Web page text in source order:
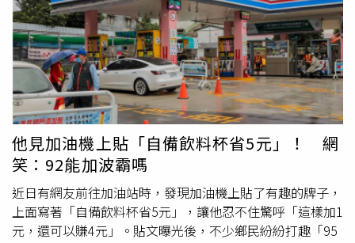
痛。衛福部指出，當腎功能降到10%以下，有害廢物大量堆
積，可能因高血壓導致頭痛，眼花、皮膚較乾燥，手足麻木
等週邊神經病變。由於無法製造足夠的紅血球生成素導致貧
血，顯的臉色不佳、疲倦，可能會有心臟衰竭，肺水腫，且
因為代謝性酸中毒導致呼吸加快，甚至骨頭產生病變。值得
注意的是，為維護國人健康，早期發現慢性病、早期介入及
治療，國民健康署提供30歲以上未滿40歲民眾每5年1次、
40歲以上未滿65歲民眾每3年1次、55歲以上原住民、罹患
小兒麻痺且年在35歲以上者、65歲以上民眾每年1次成人健
康檢查。服務內容包括身體檢查、血液生化檢查、腎功能檢
查及健康諮詢等項目。
大生先是察覺學生裝水的時間「太久」，原本僅以為學生單
純想「摸魚」也不以為意，只是等她拿回保溫瓶喝下後覺得
「水怪怪的」，仔細看過後卻未在水的外觀與味道上察覺異
狀，只好詢問學生是否有在水裡面「加料」，遭到學生立即
否認。只是下課後，那股詭異的感覺仍揮之不散，她直覺不
敢再喝水，也詢問學生母親是否有定期更換濾心，從而得到
肯定答案，在直覺的驅使下讓她決定將該杯水直接送驗。而
當女大生收到送驗結果後，當場大吃一驚，因為送驗結果顯
示，水裡面被驗出「尿素
分，換句話說保溫瓶裡的水被驗出尿液成分，讓她氣得當場
拿著送驗報告報警處理。只是此次事件損害輕微，無法從刑
事上對學生家長提告，警方獲報後也立即通知家長到場，學
他見加油機上貼「自備飲料杯省5元」！ 網
笑：92能加波霸嗎
近日有網友前往加油站時，發現加油機上貼了有趣的牌子，
上面寫著「自備飲料杯省5元」，讓他忍不住驚呼「這樣加1
元，還可以賺4元」。貼文曝光後，不少鄉民紛紛打趣「95